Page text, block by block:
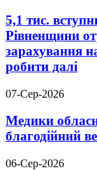
5,1 тис.
Рівненщини
зарахування
робити далі
07-Сер-2026
Медики
благодійний
06-Сер-2026